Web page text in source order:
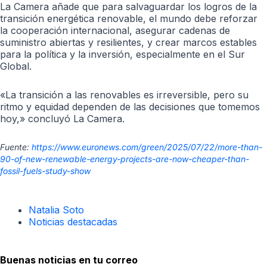
La Camera añade que para salvaguardar los logros de la
transición energética renovable, el mundo debe reforzar
la cooperación internacional, asegurar cadenas de
suministro abiertas y resilientes, y crear marcos estables
para la política y la inversión, especialmente en el Sur
Global.
«La transición a las renovables es irreversible, pero su
ritmo y equidad dependen de las decisiones que tomemos
hoy,» concluyó La Camera.
Fuente: https://www.euronews.com/green/2025/07/22/more-than-
90-of-new-renewable-energy-projects-are-now-cheaper-than-
fossil-fuels-study-show
Natalia Soto
Noticias destacadas
Buenas noticias en tu correo